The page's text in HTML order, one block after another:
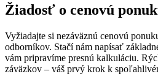
Žiadosť o cenovú
Vyžiadajte si nezáväznú cenovú
odborníkov. Stačí nám napísať
vám pripravíme presnú kalkuláciu.
záväzkov – váš prvý krok k